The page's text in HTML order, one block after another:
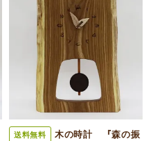
送料無料
木の時計 『森の振